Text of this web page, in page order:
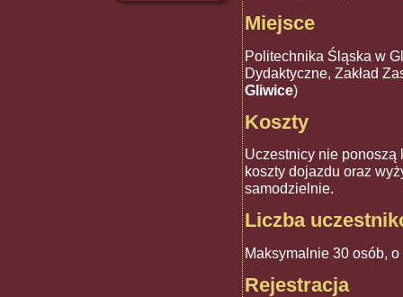
Miejsce
Politechnika Śląska w
Dydaktyczne, Zakład
Gliwice)
Koszty
Uczestnicy nie ponoszą
koszty dojazdu oraz
samodzielnie.
Liczba
Maksymalnie 30 osób,
Rejestracja